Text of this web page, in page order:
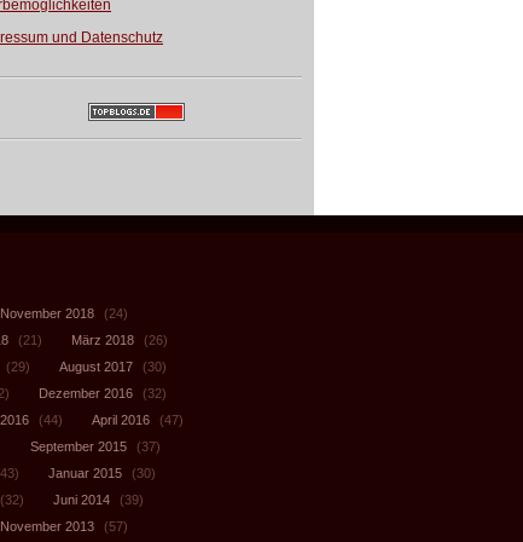
und Datenschutz
November 2018
(24)
(21) März 2018
(26)
(29) August 2017
(30)
Dezember 2016
(32)
(44) April 2016
(47)
September 2015
(37)
Januar 2015
(30)
(32) Juni 2014
(39)
November 2013 (57)